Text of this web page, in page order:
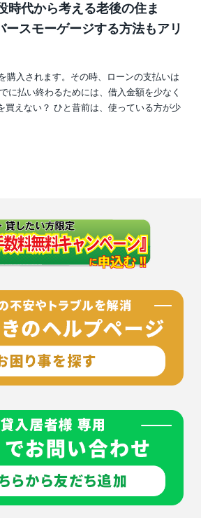
時代から考える老後の住ま
ースモーゲージする方法もアリ
購入されます。その時、ローンの支払いは
に払い終わるためには、借入金額を少なく
買えない？ ひと昔前は、使っている方が少